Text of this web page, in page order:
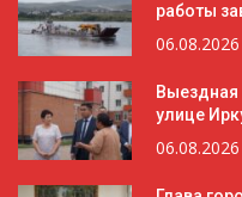
работы
06.08.2026
улице
06.08.2026